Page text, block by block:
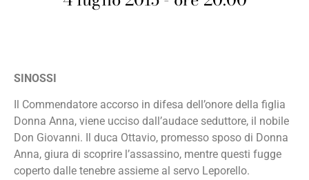
SINOSSI
Il Commendatore accorso in difesa dell’onore della figlia
Donna Anna, viene ucciso dall’audace seduttore, il nobile
Don Giovanni. Il duca Ottavio, promesso sposo di Donna
Anna, giura di scoprire l’assassino, mentre questi fugge
coperto dalle tenebre assieme al servo Leporello.